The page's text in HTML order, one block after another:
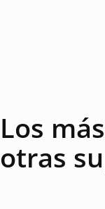
Los
otras